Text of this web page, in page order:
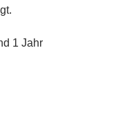
1 Jahr
1 Jahr tanzraum